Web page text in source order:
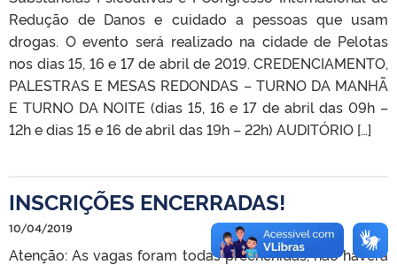
Redução de Danos e cuidado a pessoas que usam
drogas. O evento será realizado na cidade de Pelotas
nos dias 15, 16 e 17 de abril de 2019. CREDENCIAMENTO,
PALESTRAS E MESAS REDONDAS – TURNO DA MANHÃ
E TURNO DA NOITE (dias 15, 16 e 17 de abril das 09h –
12h e dias 15 e 16 de abril das 19h – 22h) AUDITÓRIO […]
INSCRIÇÕES ENCERRADAS!
10/04/2019
Atenção: As vagas foram todas preenchidas, não haverá